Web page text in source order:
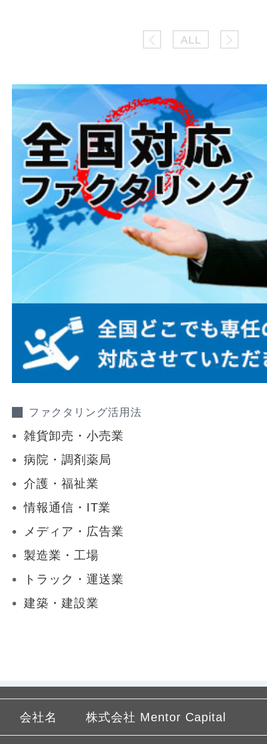
ALL
ファクタリング活用法
雑貨卸売・小売業
病院・調剤薬局
介護・福祉業
情報通信・IT業
メディア・広告業
製造業・工場
トラック・運送業
建築・建設業
会社名 株式会社 Mentor Capital